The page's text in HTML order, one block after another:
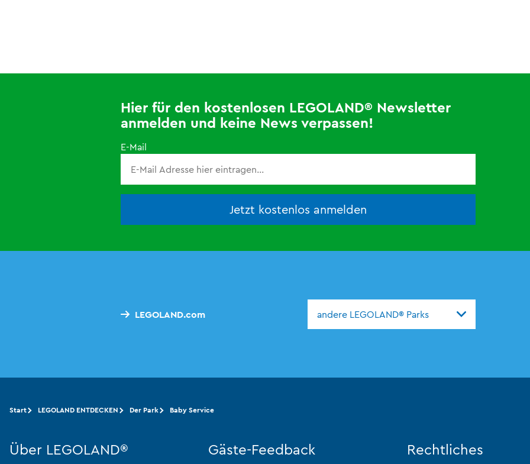
Hier für den kostenlosen LEGOLAND® Newsletter
anmelden und keine News verpassen!
E-Mail
Jetzt kostenlos anmelden
LEGOLAND.com andere LEGOLAND® Parks
Start LEGOLAND ENTDECKEN Der Park Baby Service
Über LEGOLAND® Gäste-Feedback Rechtliches